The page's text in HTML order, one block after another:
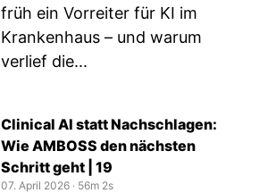
früh ein Vorreiter für KI im
Krankenhaus – und warum
verlief die...
Clinical AI statt Nachschlagen:
Wie AMBOSS den nächsten
Schritt geht | 19
07. April 2026 ‧ 56m 2s